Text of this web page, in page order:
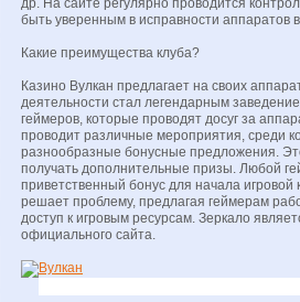
др. На сайте регулярно проводится
быть уверенным в исправности аппаратов
Какие преимущества клуба?
Казино Вулкан предлагает на своих
деятельности стал легендарным
геймеров, которые проводят досуг за
проводит различные мероприятия, среди
разнообразные бонусные предложения.
получать дополнительные призы. Любой
приветственный бонус для начала игровой
решает проблему, предлагая геймерам
доступ к игровым ресурсам. Зеркало
официального сайта.